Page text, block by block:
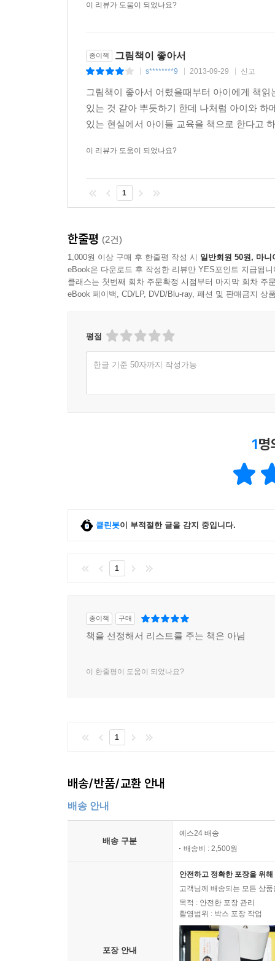
이 리뷰가 도움이 되었나요?
종이책 그림책이 좋아서
s********9 2013-09-29 신고
그림책이 좋아서 어렸을때부터 아이에게 책
있는 것 같아 뿌듯하기 한데 나처럼 아이와
있는 현실에서 아이들 교육을 책으로 한다고
이 리뷰가 도움이 되었나요?
1
한줄평 (2건)
1,000원 이상 구매 후 한줄평 작성 시 일반회원 50원, 마니
eBook은 다운로드 후 작성한 리뷰만 YES포인트 지급됩니
클래스는 첫번째 회차 주문확정 시점부터 마지막 회차 주
eBook 페이백, CD/LP, DVD/Blu-ray, 패션 및 판매금지 상
평점
한글 기준 50자까지 작성가능
1명
클린봇이 부적절한 글을 감지 중입니다.
1
종이책 구매
책을 선정해서 리스트를 주는 책은 아님
이 한줄평이 도움이 되었나요?
1
배송/반품/교환 안내
배송 안내
배송 구분
예스24 배송
배송비 : 2,500원
포장 안내
안전하고 정확한 포장을 위
고객님께 배송되는 모든 상
목적 : 안전한 포장 관리
촬영범위 : 박스 포장 작업